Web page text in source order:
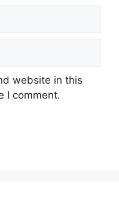
website in this
I comment.